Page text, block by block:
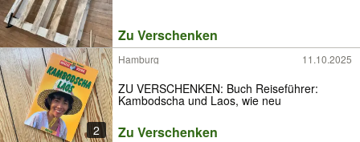
Zu Verschenken
2
Hamburg 11.10.2025
ZU VERSCHENKEN: Buch Reiseführer:
Kambodscha und Laos, wie neu
Zu Verschenken